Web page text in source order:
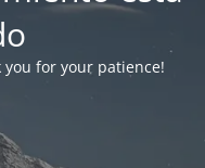
for your patience!